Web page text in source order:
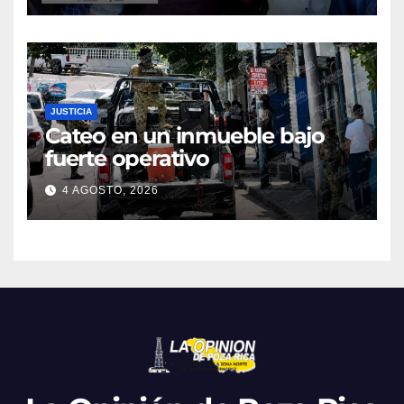
JUSTICIA
Cateo en un inmueble bajo
fuerte operativo
4 AGOSTO, 2026